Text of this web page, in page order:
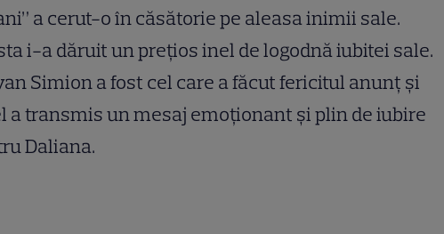
a cerut-o în căsătorie pe aleasa inimii sale.
i-a dăruit un prețios inel de logodnă iubitei sale.
Simion a fost cel care a făcut fericitul anunț și
a transmis un mesaj emoționant și plin de iubire
Daliana.